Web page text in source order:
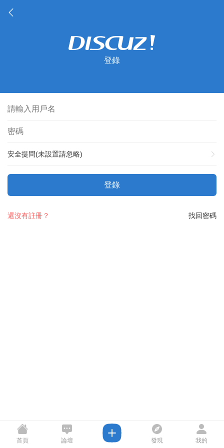
登錄
安全提問(未設置請忽略)
登錄
找回密碼
還沒有註冊？
首頁 論壇 發現 我的